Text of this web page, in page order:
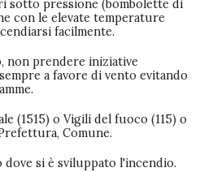
sotto pressione (bombolette di
con le elevate temperature
facilmente.
non prendere iniziative
a favore di vento evitando
(1515) o Vigili del fuoco (115) o
Comune.
si è sviluppato l'incendio.